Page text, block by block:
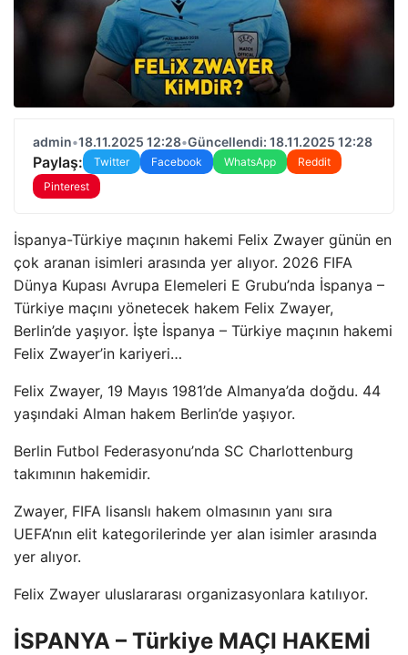
admin•18.11.2025 12:28•Güncellendi: 18.11.2025 12:28
Paylaş: Twitter Facebook WhatsApp
Reddit
Pinterest
İspanya-Türkiye maçının hakemi Felix Zwayer günün en
çok aranan isimleri arasında yer alıyor. 2026 FIFA
Dünya Kupası Avrupa Elemeleri E Grubu’nda İspanya –
Türkiye maçını yönetecek hakem Felix Zwayer,
Berlin’de yaşıyor. İşte İspanya – Türkiye maçının hakemi
Felix Zwayer’in kariyeri…
Felix Zwayer, 19 Mayıs 1981’de Almanya’da doğdu. 44
yaşındaki Alman hakem Berlin’de yaşıyor.
Berlin Futbol Federasyonu’nda SC Charlottenburg
takımının hakemidir.
Zwayer, FIFA lisanslı hakem olmasının yanı sıra
UEFA’nın elit kategorilerinde yer alan isimler arasında
yer alıyor.
Felix Zwayer uluslararası organizasyonlara katılıyor.
İSPANYA – Türkiye MAÇI HAKEMİ